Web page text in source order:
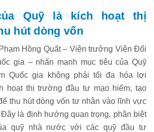
Quỹ là kích hoạt thị
hút dòng vốn
Hồng Quất – Viện trưởng Viện Đổi
gia – nhấn mạnh mục tiêu của Quỹ
Quốc gia không phải tối đa hóa lợi
hoạt thị trường đầu tư mạo hiểm, tạo
thu hút dòng vốn tư nhân vào lĩnh vực
là định hướng quan trọng, phân biệt
quỹ nhà nước với các quỹ đầu tư